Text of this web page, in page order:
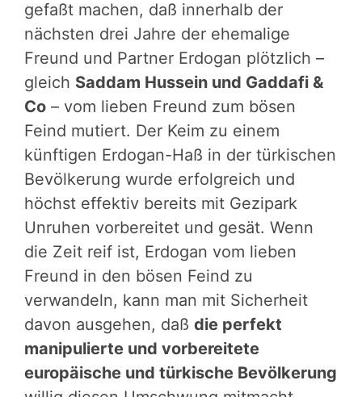
gefaßt machen, daß innerhalb der
nächsten drei Jahre der ehemalige
Freund und Partner Erdogan plötzlich –
gleich Saddam Hussein und Gaddafi &
Co – vom lieben Freund zum bösen
Feind mutiert. Der Keim zu einem
künftigen Erdogan-Haß in der türkischen
Bevölkerung wurde erfolgreich und
höchst effektiv bereits mit Gezipark
Unruhen vorbereitet und gesät. Wenn
die Zeit reif ist, Erdogan vom lieben
Freund in den bösen Feind zu
verwandeln, kann man mit Sicherheit
davon ausgehen, daß die perfekt
manipulierte und vorbereitete
europäische und türkische Bevölkerung